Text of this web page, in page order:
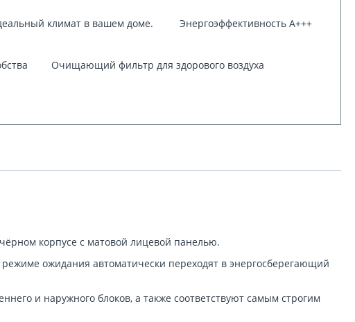
климат в вашем доме. Энергоэффективность A+++
Очищающий фильтр для здорового воздуха
корпусе с матовой лицевой панелью.
ожидания автоматически переходят в энергосберегающий
и наружного блоков, а также соответствуют самым строгим